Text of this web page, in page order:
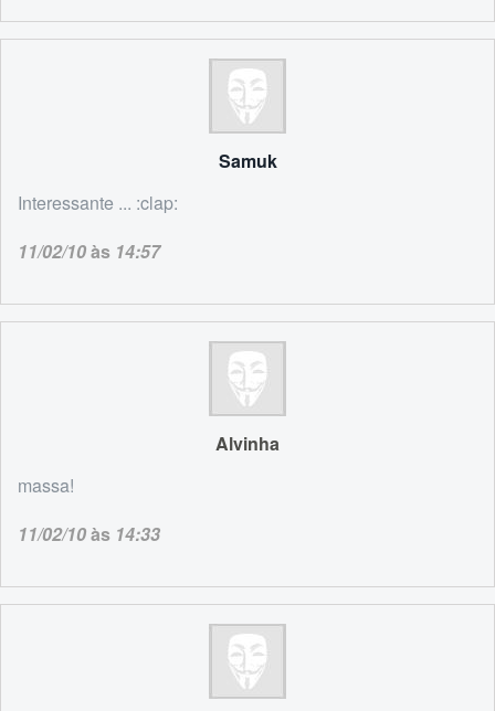
Samuk
Interessante ... :clap:
11/02/10às 14:57
Alvinha
massa!
11/02/10às 14:33